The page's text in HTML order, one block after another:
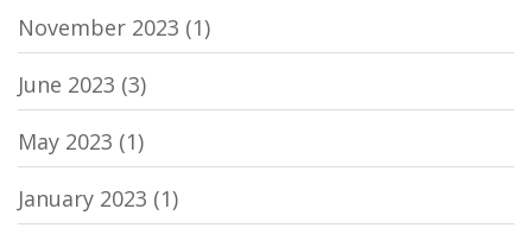
November 2023 (1)
June 2023 (3)
May 2023 (1)
January 2023 (1)